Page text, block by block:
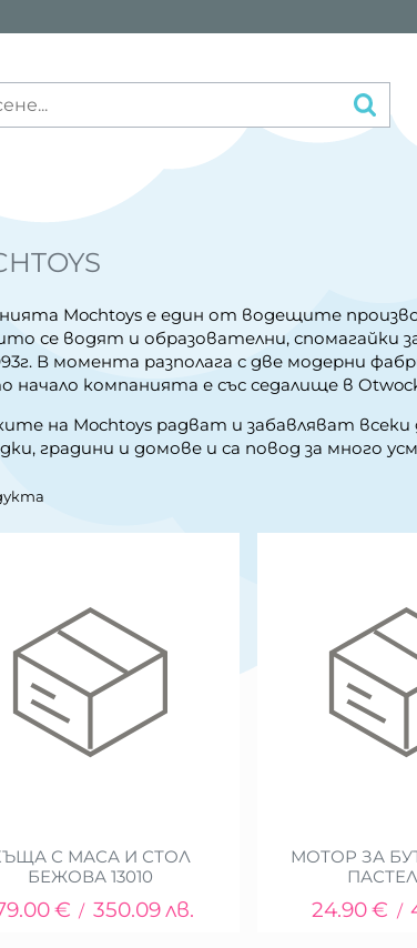
Mochtoys е един от водещите
се водят и образователни, спомагайки
В момента разполага с две модерни
начало компанията е със седалище в
на Mochtoys радват и забавляват
градини и домове и са повод за много
С МАСА И СТОЛ
БЕЖОВА 13010
€ / 350.09лв.
МОТОР ЗА
ПАСТЕЛ
24.90€ /